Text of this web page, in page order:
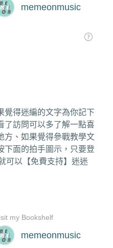
覺得迷編的文字為你記下
了訪問可以多了解一點喜
方、如果覺得參戰教學文
下面的拍手圖示，只要登
可以【免費支持】迷迷